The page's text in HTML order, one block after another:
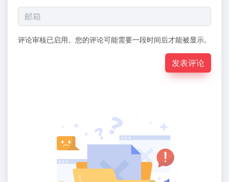
评论审核已启用。您的评论可能需要一段时间后才能被显示。
发表评论